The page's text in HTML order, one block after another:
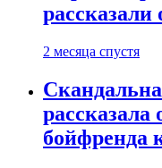
рассказали
2 месяца спустя
бойфренда